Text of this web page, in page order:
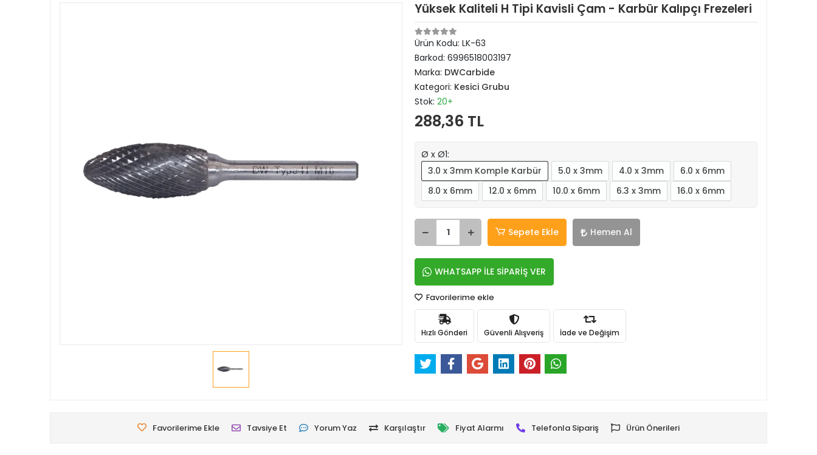
Yüksek Kaliteli H Tipi Kavisli Çam - Karbür Kalıpçı Frezeleri
Ürün Kodu: LK-63
Barkod: 6996518003197
Marka: DWCarbide
Kategori: Kesici Grubu
Stok: 20+
288,36 TL
Ø x Ø1:
3.0 x 3mm Komple Karbür
5.0 x 3mm 4.0 x 3mm
6.0 x 6mm
8.0 x 6mm
12.0 x 6mm 10.0 x 6mm 6.3 x 3mm 16.0 x 6mm
Sepete Ekle Hemen Al
WHATSAPP İLE SİPARİŞ VER
Favorilerime ekle
Hızlı Gönderi Güvenli Alışveriş İade ve Değişim
Favorilerime Ekle Tavsiye Et Yorum Yaz Karşılaştır Fiyat Alarmı Telefonla Sipariş Ürün Önerileri